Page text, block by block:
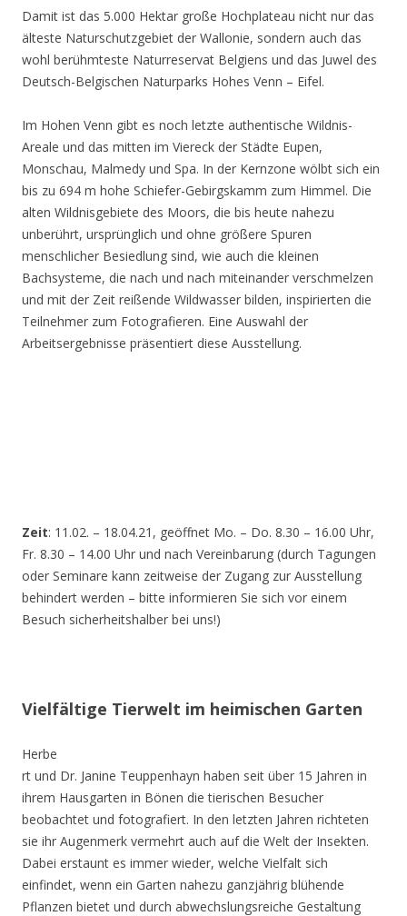
Damit ist das 5.000 Hektar große Hochplateau nicht nur das
älteste Naturschutzgebiet der Wallonie, sondern auch das
wohl berühmteste Naturreservat Belgiens und das Juwel des
Deutsch-Belgischen Naturparks Hohes Venn – Eifel.
Im Hohen Venn gibt es noch letzte authentische Wildnis-
Areale und das mitten im Viereck der Städte Eupen,
Monschau, Malmedy und Spa. In der Kernzone wölbt sich ein
bis zu 694 m hohe Schiefer-Gebirgskamm zum Himmel. Die
alten Wildnisgebiete des Moors, die bis heute nahezu
unberührt, ursprünglich und ohne größere Spuren
menschlicher Besiedlung sind, wie auch die kleinen
Bachsysteme, die nach und nach miteinander verschmelzen
und mit der Zeit reißende Wildwasser bilden, inspirierten die
Teilnehmer zum Fotografieren. Eine Auswahl der
Arbeitsergebnisse präsentiert diese Ausstellung.
Zeit: 11.02. – 18.04.21, geöffnet Mo. – Do. 8.30 – 16.00 Uhr,
Fr. 8.30 – 14.00 Uhr und nach Vereinbarung (durch Tagungen
oder Seminare kann zeitweise der Zugang zur Ausstellung
behindert werden – bitte informieren Sie sich vor einem
Besuch sicherheitshalber bei uns!)
Vielfältige Tierwelt im heimischen Garten
Herbe
rt und Dr. Janine Teuppenhayn haben seit über 15 Jahren in
ihrem Hausgarten in Bönen die tierischen Besucher
beobachtet und fotografiert. In den letzten Jahren richteten
sie ihr Augenmerk vermehrt auch auf die Welt der Insekten.
Dabei erstaunt es immer wieder, welche Vielfalt sich
einfindet, wenn ein Garten nahezu ganzjährig blühende
Pflanzen bietet und durch abwechslungsreiche Gestaltung